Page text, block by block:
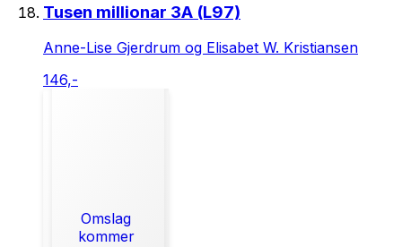
Tusen millionar 3A (L97)
Anne-Lise Gjerdrum og Elisabet W. Kristiansen
146,-
Omslag
kommer